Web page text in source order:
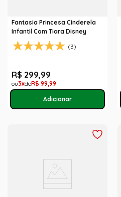
Fantasia Princesa Cinderela
Infantil Com Tiara Disney
(3)
R$ 299,99
3 R$ 99,99